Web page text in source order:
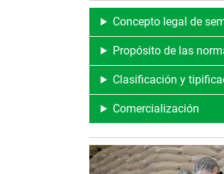
Concepto legal de
Propósito de las
Clasificación y
Comercialización